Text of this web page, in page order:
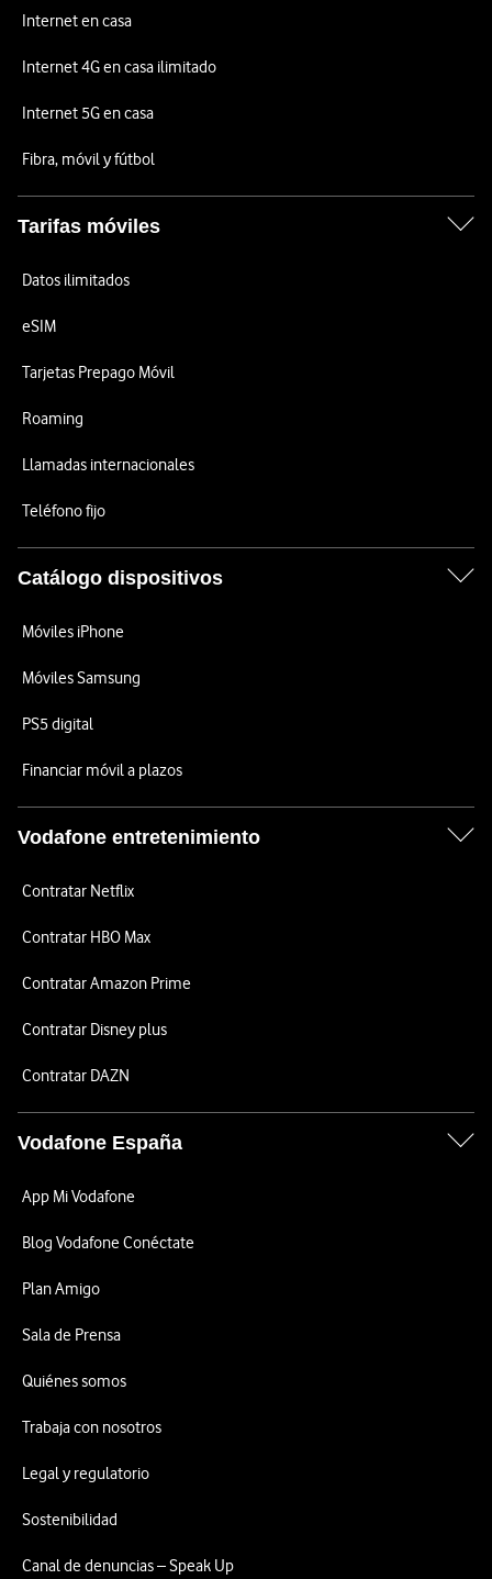
Internet en casa
Internet 4G en casa ilimitado
Internet 5G en casa
Fibra, móvil y fútbol
Tarifas móviles
Datos ilimitados
eSIM
Tarjetas Prepago Móvil
Roaming
Llamadas internacionales
Teléfono fijo
Catálogo dispositivos
Móviles iPhone
Móviles Samsung
PS5 digital
Financiar móvil a plazos
Vodafone entretenimiento
Contratar Netflix
Contratar HBO Max
Contratar Amazon Prime
Contratar Disney plus
Contratar DAZN
Vodafone España
App Mi Vodafone
Blog Vodafone Conéctate
Plan Amigo
Sala de Prensa
Quiénes somos
Trabaja con nosotros
Legal y regulatorio
Sostenibilidad
Canal de denuncias – Speak Up